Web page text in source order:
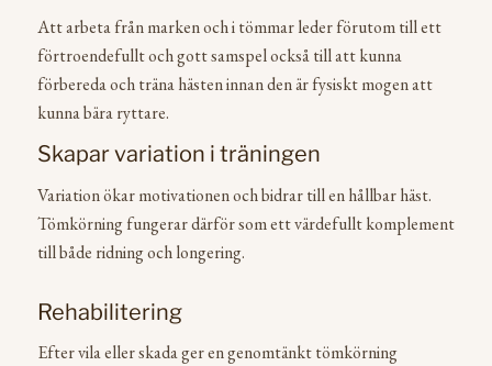
Att arbeta från marken och i tömmar leder förutom till ett
förtroendefullt och gott samspel också till att kunna
förbereda och träna hästen innan den är fysiskt mogen att
kunna bära ryttare.
Skapar variation i träningen
Variation ökar motivationen och bidrar till en hållbar häst.
Tömkörning fungerar därför som ett värdefullt komplement
till både ridning och longering.
Rehabilitering
Efter vila eller skada ger en genomtänkt tömkörning